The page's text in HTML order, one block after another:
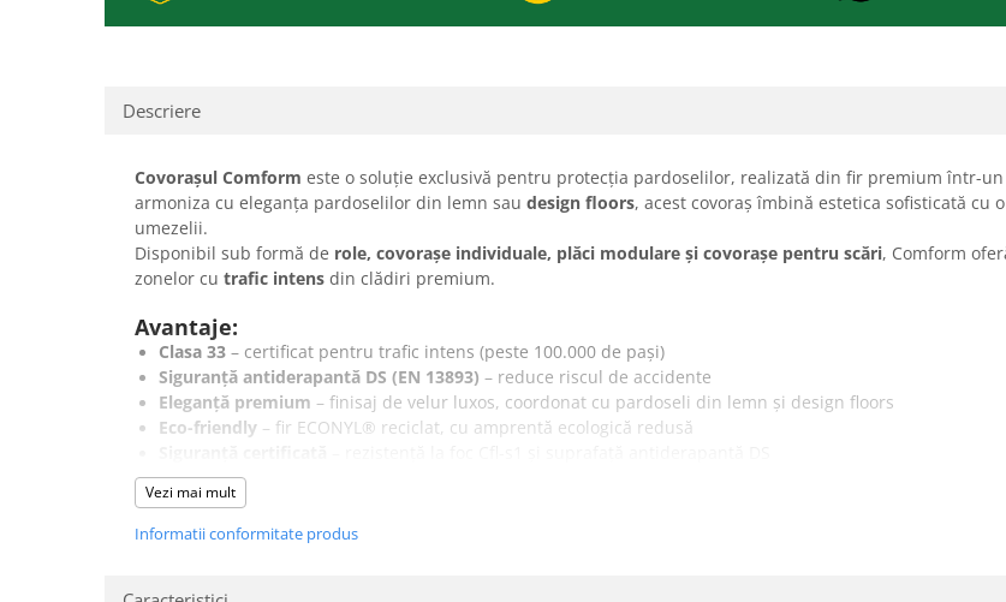
Descriere
Covorașul Comform este o soluție exclusivă pentru protecția pardoselilor, realizată din fir premium într-
armoniza cu eleganța pardoselilor din lemn sau design floors, acest covoraș îmbină estetica sofisticată
umezelii.
Disponibil sub formă de role, covorașe individuale, plăci modulare și covorașe pentru scări, Comform
zonelor cu trafic intens din clădiri premium.
Avantaje:
Clasa 33 – certificat pentru trafic intens (peste 100.000 de pași)
Siguranță antiderapantă DS (EN 13893) – reduce riscul de accidente
Eleganță premium – finisaj de velur luxos, coordonat cu pardoseli din lemn și design floors
Eco-friendly – fir ECONYL® reciclat, cu amprentă ecologică redusă
Flexibilitate totală
Zone de aplicare:
Vezi mai mult
Informatii conformitate produs